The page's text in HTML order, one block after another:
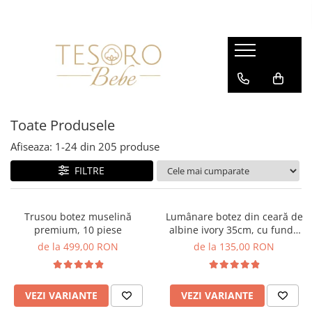
Hăinuțe
Sisteme de înfășat și saci de
Salopete
Compleuri și seturi
Căciulițe și accesorii
Camera Bebelușului
Museline
Hrănire și Igienă
Biberoane și suzete
Cosmetice
Cadouri
Ghiduri digitale
Toate Produsele
Afiseaza: 1-24 din 205 produse
FILTRE
Trusou botez muselină
premium, 10 piese
de la 499,00 RON
VEZI VARIANTE
Lumânare botez din ceară de
albine ivory 35cm, cu fundă
din muselină
de la 135,00 RON
VEZI VARIANTE